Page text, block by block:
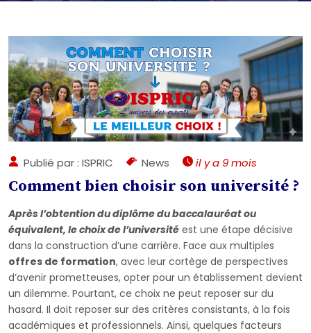
Publié par : ISPRIC News il y a 9 mois
Comment bien choisir son université ?
Après l’obtention du diplôme du baccalauréat ou
équivalent, le choix de l’université est une étape décisive
dans la construction d’une carrière. Face aux multiples
offres de formation, avec leur cortège de perspectives
d’avenir prometteuses, opter pour un établissement devient
un dilemme. Pourtant, ce choix ne peut reposer sur du
hasard. Il doit reposer sur des critères consistants, à la fois
académiques et professionnels. Ainsi, quelques facteurs